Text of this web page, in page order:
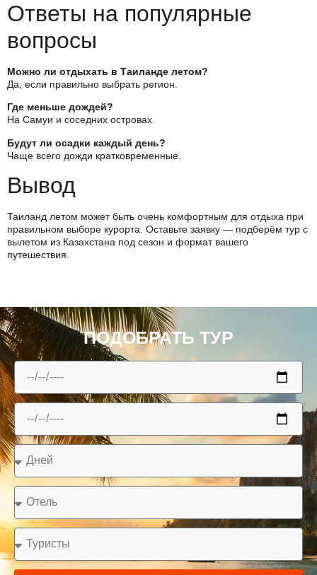
Ответы на популярные
вопросы
Можно ли отдыхать в Таиланде летом?
Да, если правильно выбрать регион.
Где меньше дождей?
На Самуи и соседних островах.
Будут ли осадки каждый день?
Чаще всего дожди кратковременные.
Вывод
Таиланд летом может быть очень комфортным для отдыха при
правильном выборе курорта. Оставьте заявку — подберём тур с
вылетом из Казахстана под сезон и формат вашего
путешествия.
ПОДОБРАТЬ ТУР